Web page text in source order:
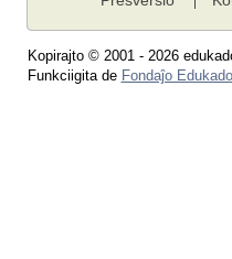
Kopirajto © 2001 - 2026
Funkciigita de Fondaĵo